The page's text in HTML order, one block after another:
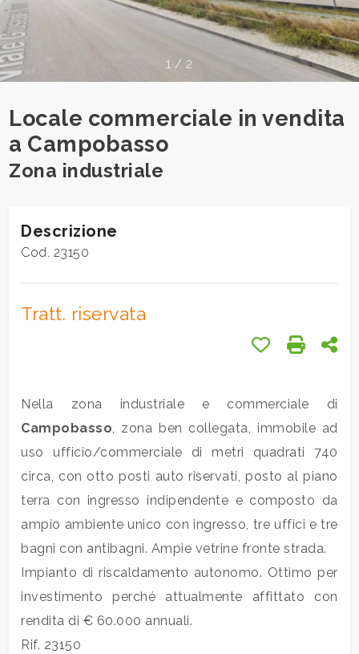
1 / 2
Locale commerciale in vendita
a Campobasso
Zona industriale
Descrizione
Cod. 23150
Tratt. riservata
Stampa:
Preferiti: Cod.
Nella zona industriale e commerciale di
Campobasso, zona ben collegata, immobile ad
uso ufficio/commerciale di metri quadrati 740
circa, con otto posti auto riservati, posto al piano
terra con ingresso indipendente e composto da
ampio ambiente unico con ingresso, tre uffici e tre
bagni con antibagni. Ampie vetrine fronte strada.
Impianto di riscaldamento autonomo. Ottimo per
investimento perché attualmente affittato con
rendita di € 60.000 annuali.
Rif. 23150
Tipologia
-
Qualsiasi
Commerciali
Industriali
Terreni
Prezzo